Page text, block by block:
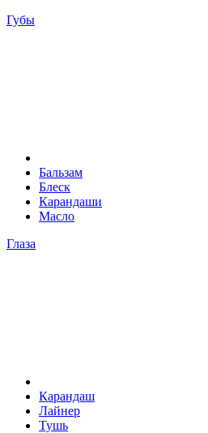
Губы
Бальзам
Блеск
Карандаши
Масло
Глаза
Карандаш
Лайнер
Тушь